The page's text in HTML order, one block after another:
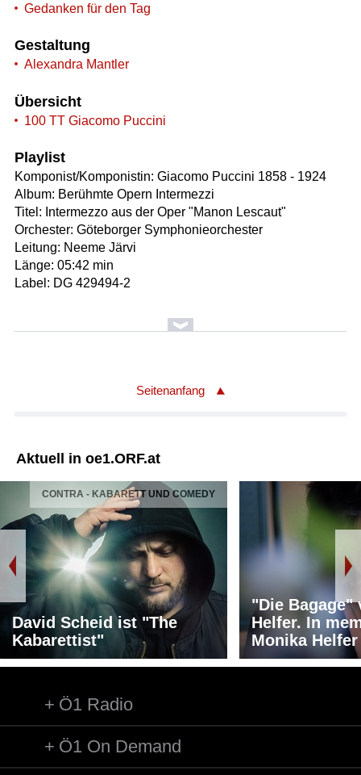
Gedanken für den Tag
Gestaltung
Alexandra Mantler
Übersicht
100 TT Giacomo Puccini
Playlist
Komponist/Komponistin: Giacomo Puccini 1858 - 1924
Album: Berühmte Opern Intermezzi
Titel: Intermezzo aus der Oper "Manon Lescaut"
Orchester: Göteborger Symphonieorchester
Leitung: Neeme Järvi
Länge: 05:42 min
Label: DG 429494-2
Seitenanfang
Aktuell in oe1.ORF.at
CONTRA - KABARETT UND COMEDY
David Scheid ist "The
Kabarettist"
"Die Bagage"
Helfer. In
Monika Helfer
Ö1 Radio
Ö1 On Demand